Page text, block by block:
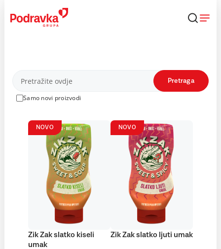
content
Proizvodi
Samo novi proizvodi
Pretraga
NOVO
Zik Zak slatko kiseli
umak
NOVO
Zik Zak slatko ljuti umak